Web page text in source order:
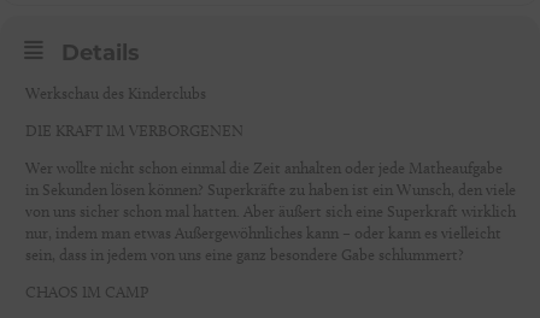
Details
Werkschau des Kinderclubs
DIE KRAFT IM VERBORGENEN
Wer wollte nicht schon einmal die Zeit anhalten oder jede Matheaufgabe
in Sekunden lösen können? Superkräfte zu haben ist ein Wunsch, den viele
von uns sicher schon mal hatten. Aber äußert sich eine Superkraft wirklich
nur, indem man etwas Außergewöhnliches kann – oder kann es vielleicht
sein, dass in jedem von uns eine ganz besondere Gabe schlummert?
CHAOS IM CAMP